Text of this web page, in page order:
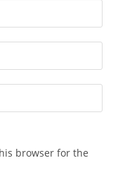
browser for the